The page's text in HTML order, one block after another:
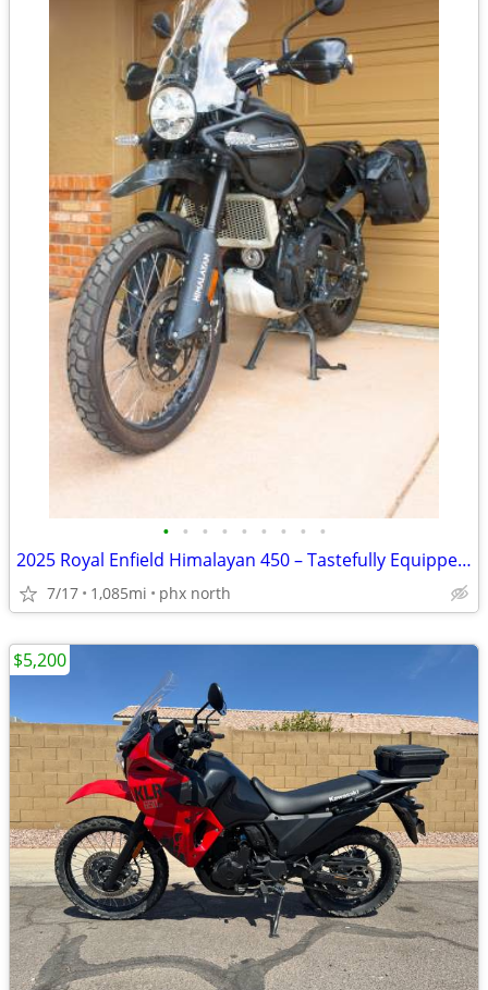
• • • • • • • • •
2025 Royal Enfield Himalayan 450 – Tastefully Equipped for Adventure
7/17 1,085mi phx north
$5,200